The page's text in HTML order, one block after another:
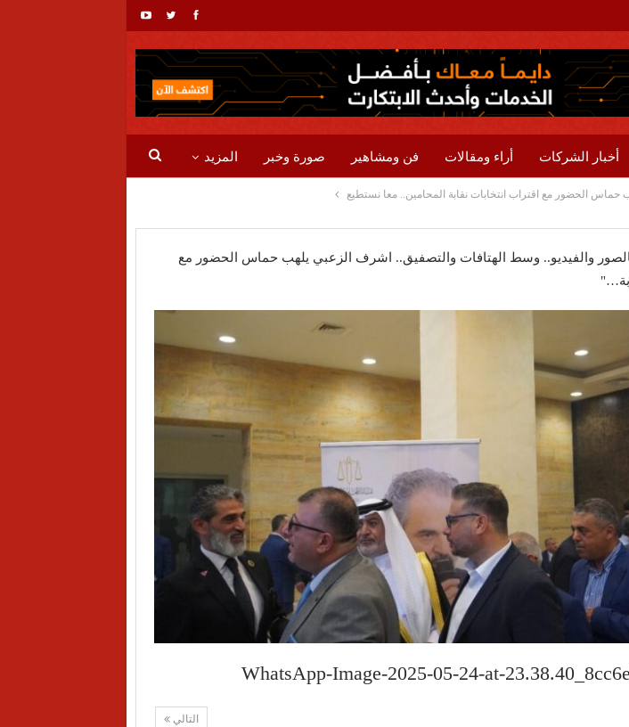
أخبار الشركات أراء ومقالات فن ومشاهير صورة وخبر المزيد
الحضور مع اقتراب انتخابات نقابة المحامين.. معا نستطيع
والفيديو.. وسط الهتافات والتصفيق.. اشرف الزعبي يلهب حماس الحضور مع
WhatsApp-Image-2025-05-24-at-
التالي